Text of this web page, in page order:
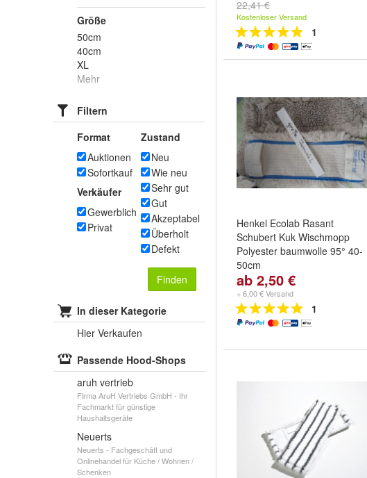
Größe
50cm
40cm
XL
Mehr
Filtern
Format
Auktionen
Sofortkauf
Verkäufer
Gewerblich
Privat
Zustand
Neu
Wie neu
Sehr gut
Gut
Akzeptabel
Überholt
Defekt
Finden
In dieser Kategorie
Hier Verkaufen
Passende Hood-Shops
aruh vertrieb
Firma AruH Vertriebs GmbH - Ihr
Fachmarkt für günstige
Haushaltsgeräte
Neuerts
Neuerts - Fachgeschäft und
Onlinehandel für Küche / Wohnen /
Schenken
22,41 €
Kostenloser Versand
1
Henkel Ecolab Rasant
Schubert Kuk Wischmopp
Polyester baumwolle 95° 40-
50cm
Artikelauswahl::
gebraucht *A
*A,3: Ecolab neu *A
weitere ...
ab 2,50 €
+ 6,00 € Versand
1